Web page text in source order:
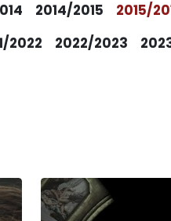
2014/2015 2015/
2022
2022/2023